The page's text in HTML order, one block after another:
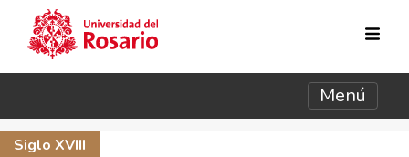
Menú
Siglo XVIII